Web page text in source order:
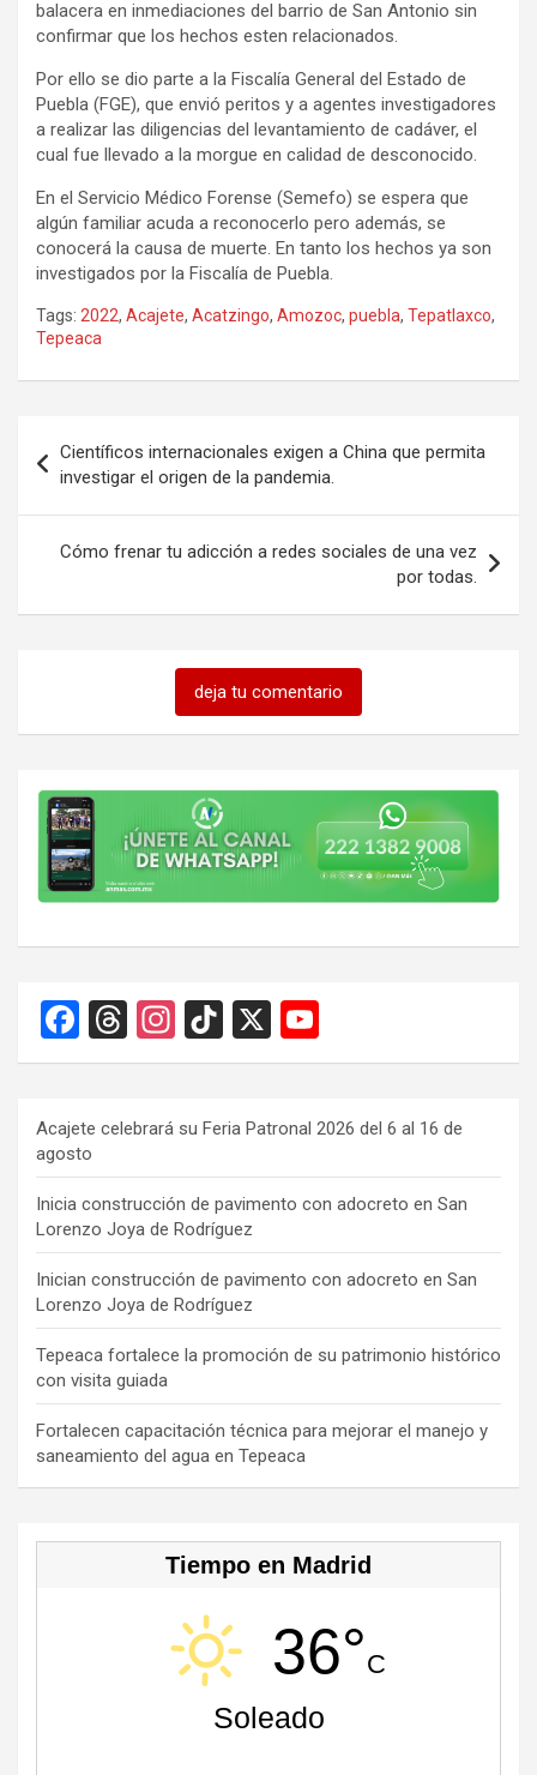
balacera en inmediaciones del barrio de San Antonio sin
confirmar que los hechos esten relacionados.
Por ello se dio parte a la Fiscalía General del Estado de
Puebla (FGE), que envió peritos y a agentes investigadores
a realizar las diligencias del levantamiento de cadáver, el
cual fue llevado a la morgue en calidad de desconocido.
En el Servicio Médico Forense (Semefo) se espera que
algún familiar acuda a reconocerlo pero además, se
conocerá la causa de muerte. En tanto los hechos ya son
investigados por la Fiscalía de Puebla.
Tags: 2022, Acajete, Acatzingo, Amozoc, puebla, Tepatlaxco,
Tepeaca
de
entradas
Científicos internacionales exigen a China que permita
investigar el origen de la pandemia.
Cómo frenar tu adicción a redes sociales de una vez
por todas.
deja tu comentario
F
a
b
o
o
k
T
hr
a
d
s
In
st
gr
a
m
Ti
k
o
k
X
o
T
u
b
e
C
h
a
n
n
el
Acajete celebrará su Feria Patronal 2026 del 6 al 16 de
agosto
Inicia construcción de pavimento con adocreto en San
Lorenzo Joya de Rodríguez
Inician construcción de pavimento con adocreto en San
Lorenzo Joya de Rodríguez
Tepeaca fortalece la promoción de su patrimonio histórico
con visita guiada
Fortalecen capacitación técnica para mejorar el manejo y
saneamiento del agua en Tepeaca
Tiempo en Madrid
36°C
Soleado